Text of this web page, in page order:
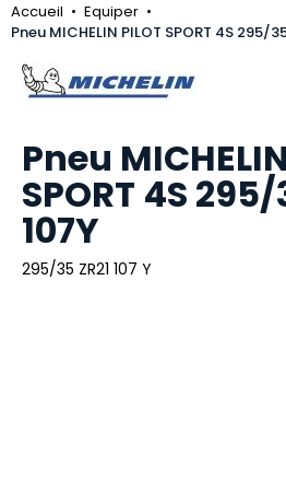
Accueil
Equiper
Pneu MICHELIN PILOT SPORT 4S 295/
Marque
Pneu
SPORT 4S 295/
107Y
295/35 ZR21 107 Y